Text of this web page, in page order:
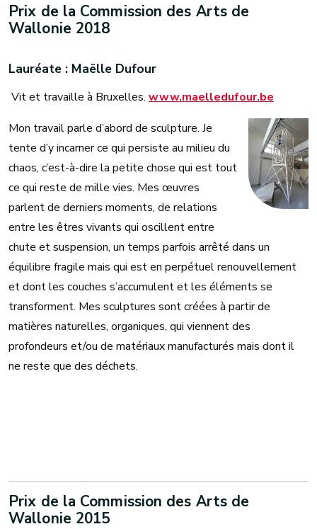
Prix de la Commission des Arts de
Wallonie 2018
Lauréate : Maëlle Dufour
Vit et travaille à Bruxelles. www.maelledufour.be
Mon travail parle d’abord de sculpture. Je
tente d’y incarner ce qui persiste au milieu du
chaos, c’est-à-dire la petite chose qui est tout
ce qui reste de mille vies. Mes œuvres
parlent de derniers moments, de relations
entre les êtres vivants qui oscillent entre
chute et suspension, un temps parfois arrêté dans un
équilibre fragile mais qui est en perpétuel renouvellement
et dont les couches s’accumulent et les éléments se
transforment. Mes sculptures sont créées à partir de
matières naturelles, organiques, qui viennent des
profondeurs et/ou de matériaux manufacturés mais dont il
ne reste que des déchets.
Prix de la Commission des Arts de
Wallonie 2015